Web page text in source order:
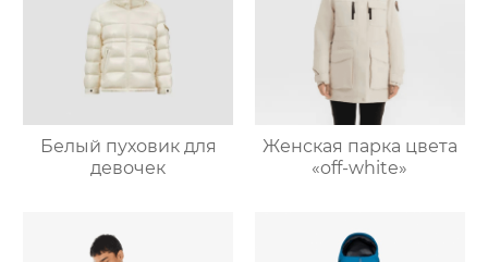
Белый пуховик для
девочек
Женская парка цвета
«off-white»